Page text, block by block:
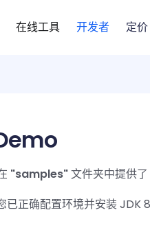
在线工具 开发者 定价
"samples"文件夹中提供
正确配置环境并安装 JDK